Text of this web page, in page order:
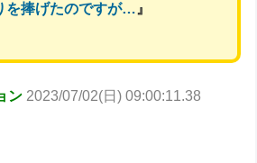
を捧げたのですが… 』
ン 2023/07/02(日) 09:00:11.38